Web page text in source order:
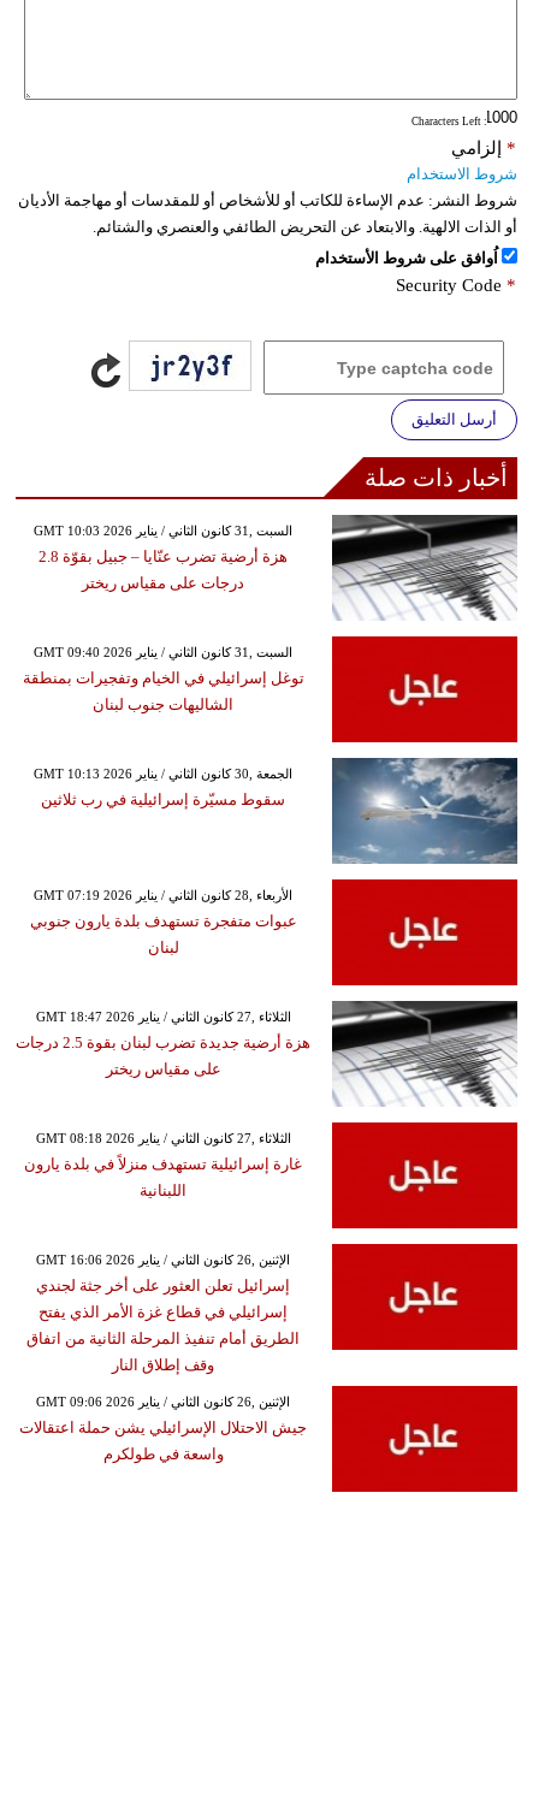
: Characters Left
إلزامي *
شروط الاستخدام
شروط النشر: عدم الإساءة للكاتب أو للأشخاص أو للمقدسات أو مهاجمة الأديان
أو الذات الالهية. والابتعاد عن التحريض الطائفي والعنصري والشتائم.
اُوافق على شروط الأستخدام
Security Code *
أرسل التعليق
أخبار ذات صلة
GMT 10:03 2026 السبت ,31 كانون الثاني / يناير
هزة أرضية تضرب عنّايا – جبيل بقوّة 2.8
درجات على مقياس ريختر
GMT 09:40 2026 السبت ,31 كانون الثاني / يناير
توغل إسرائيلي في الخيام وتفجيرات بمنطقة
الشاليهات جنوب لبنان
GMT 10:13 2026 الجمعة ,30 كانون الثاني / يناير
سقوط مسيّرة إسرائيلية في رب ثلاثين
GMT 07:19 2026 الأربعاء ,28 كانون الثاني / يناير
عبوات متفجرة تستهدف بلدة يارون جنوبي
لبنان
GMT 18:47 2026 الثلاثاء ,27 كانون الثاني / يناير
هزة أرضية جديدة تضرب لبنان بقوة 2.5 درجات
على مقياس ريختر
GMT 08:18 2026 الثلاثاء ,27 كانون الثاني / يناير
غارة إسرائيلية تستهدف منزلاً في بلدة يارون
اللبنانية
GMT 16:06 2026 الإثنين ,26 كانون الثاني / يناير
إسرائيل تعلن العثور على أخر جثة لجندي
إسرائيلي في قطاع غزة الأمر الذي يفتح
الطريق أمام تنفيذ المرحلة الثانية من اتفاق
وقف إطلاق النار
GMT 09:06 2026 الإثنين ,26 كانون الثاني / يناير
جيش الاحتلال الإسرائيلي يشن حملة اعتقالات
واسعة في طولكرم